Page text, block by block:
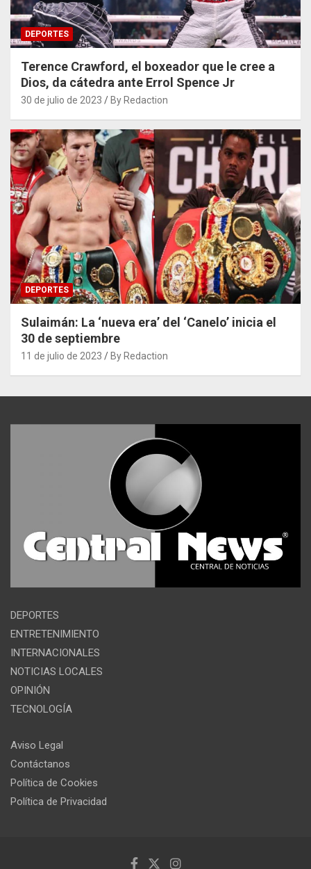
DEPORTES
Terence Crawford, el boxeador que le cree a
Dios, da cátedra ante Errol Spence Jr
30 de julio de 2023 By Redaction
DEPORTES
Sulaimán: La ‘nueva era’ del ‘Canelo’ inicia el
30 de septiembre
11 de julio de 2023 By Redaction
DEPORTES
ENTRETENIMIENTO
INTERNACIONALES
NOTICIAS LOCALES
OPINIÓN
TECNOLOGÍA
Aviso Legal
Contáctanos
Política de Cookies
Política de Privacidad